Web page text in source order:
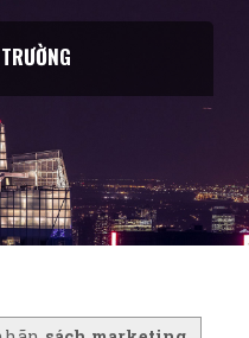
NGHIỆP